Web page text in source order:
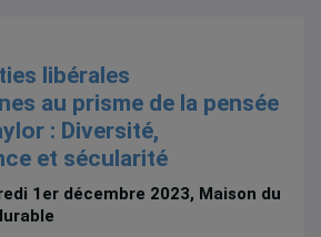
libérales
au prisme de la pensée
: Diversité,
et sécularité
1er décembre 2023, Maison du